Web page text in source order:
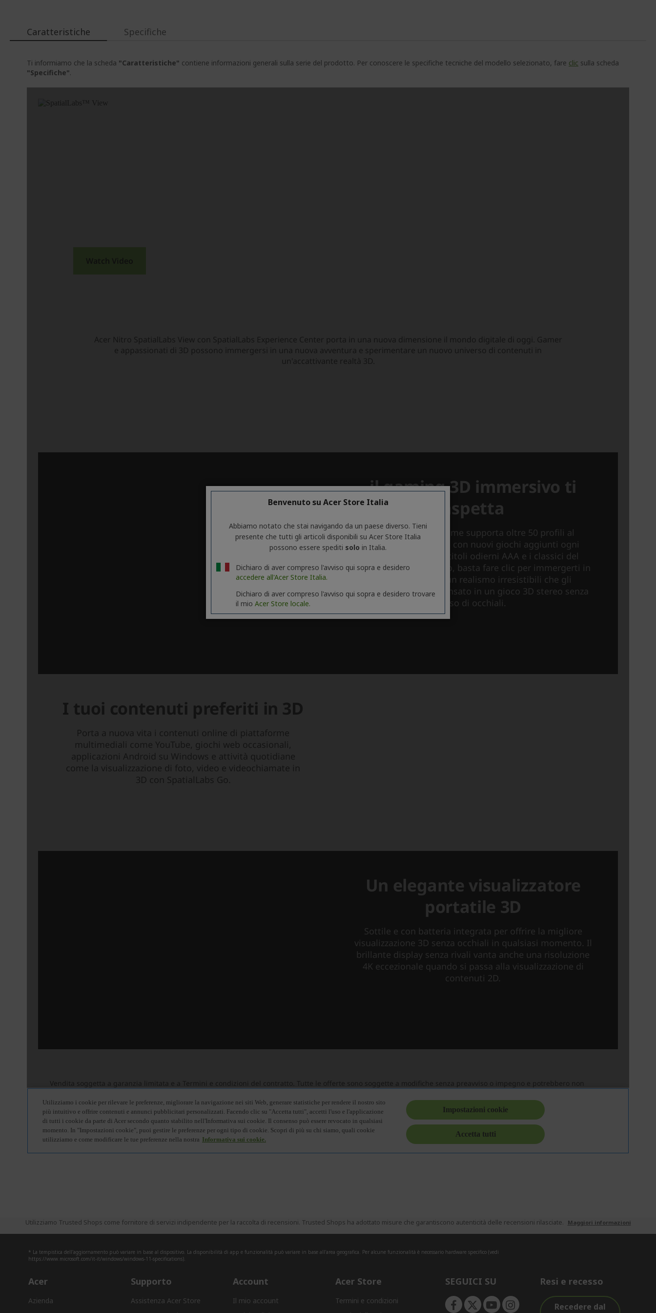
Caratteristiche
Ti informiamo che la scheda "Caratteristiche" contiene informazioni generali sulla serie del prodotto. Per conoscere le specifiche tecniche del modello selezionato, fare clic sulla scheda
"Specifiche".
Specifiche
Utilizziamo Trusted Shops come fornitore di servizi indipendente per la raccolta di recensioni. Trusted Shops ha adottato misure che garantiscono autenticità delle recensioni rilasciate. Maggiori informazioni
* La tempistica dell'aggiornamento può variare in base al dispositivo. La disponibilità di app e funzionalità può variare in base all'area geografica. Per alcune funzionalità è necessario hardware specifico (vedi
https://www.microsoft.com/it-it/windows/windows-11-specifications).
Acer
Azienda
Supporto
Assistenza Acer Store
Account
Il mio account
Acer Store
Termini e condizioni
SEGUICI SU Resi e recesso
Recedere dal
Benvenuto su Acer Store Italia
Abbiamo notato che stai navigando da un paese diverso. Tieni
presente che tutti gli articoli disponibili su Acer Store Italia
possono essere spediti solo in Italia.
Dichiaro di aver compreso l'avviso qui sopra e desidero
accedere all'Acer Store Italia.
Dichiaro di aver compreso l'avviso qui sopra e desidero trovare
il mio Acer Store locale.